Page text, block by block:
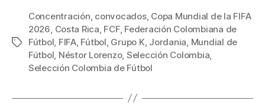
c
e
b
o
o
tt
er
ail er
e
st
m
p
ar
tir
Etiquetas
Concentración, convocados, Copa Mundial de la FIFA
2026, Costa Rica, FCF, Federación Colombiana de
Fútbol, FIFA, Fútbol, Grupo K, Jordania, Mundial de
Fútbol, Néstor Lorenzo, Selección Colombia,
Selección Colombia de Fútbol